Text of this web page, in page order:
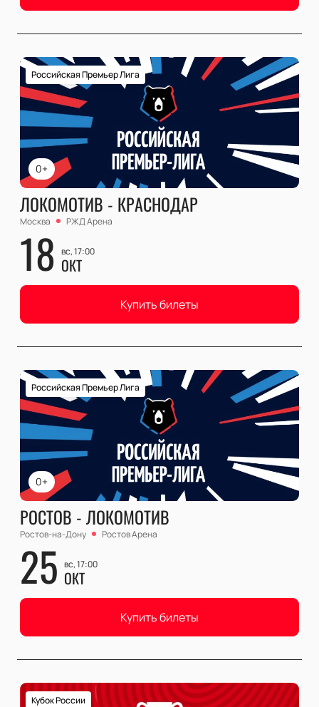
0+
Российская Премьер Лига
ЛОКОМОТИВ - КРАСНОДАР
Москва РЖД Арена
18 вс, 17:00
ОКТ
Купить билеты
0+
Российская Премьер Лига
РОСТОВ - ЛОКОМОТИВ
Ростов-на-Дону Ростов Арена
25 вс, 17:00
ОКТ
Купить билеты
Кубок России